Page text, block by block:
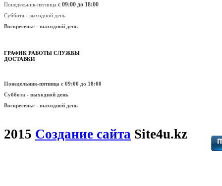
Понедельник-пятница с 09:00 до 18:00
Суббота - выходной день
Воскресенье - выходной день
ГРАФИК РАБОТЫ СЛУЖБЫ
ДОСТАВКИ
Понедельник-пятница с 09:00 до 18:00
Суббота - выходной день
Воскресенье - выходной день
2015 Создание сайта Site4u.kz